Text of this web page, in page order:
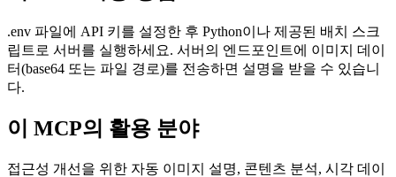
.env 파일에 API 키를 설정한 후 Python이나 제공된 배치 스크
립트로 서버를 실행하세요. 서버의 엔드포인트에 이미지 데이
터(base64 또는 파일 경로)를 전송하면 설명을 받을 수 있습니
다.
이 MCP의 활용 분야
접근성 개선을 위한 자동 이미지 설명, 콘텐츠 분석, 시각 데이